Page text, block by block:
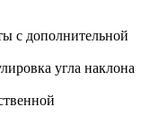
с дополнительной
угла наклона